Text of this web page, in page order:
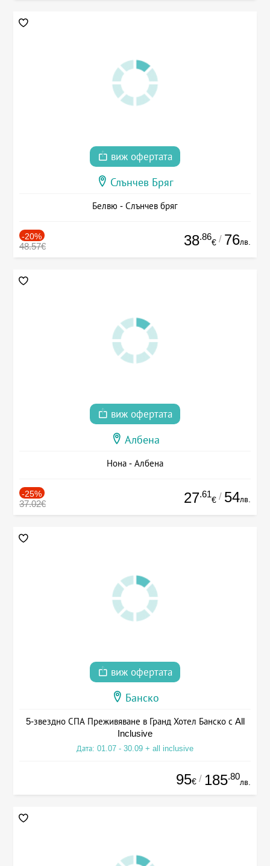
виж офертата
Слънчев Бряг
Белвю - Слънчев бряг
-20%
48.57€ 38.86
€ / 76лв.
виж офертата
Албена
Нона - Албена
-25%
37.02€ 27.61
€ / 54лв.
виж офертата
Банско
5-звездно СПА Преживяване в Гранд Хотел Банско с All
Inclusive
Дата: 01.07 - 30.09 + all inclusive
95€ / 185.80
лв.